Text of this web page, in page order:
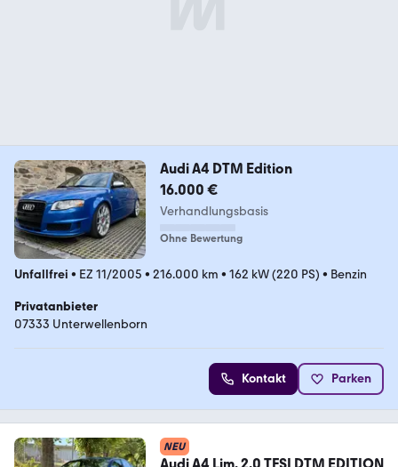
Audi A4 DTM Edition
16.000 €
Verhandlungsbasis
Ohne Bewertung
Unfallfrei • EZ 11/2005 • 216.000 km • 162 kW (220 PS) • Benzin
Privatanbieter
07333 Unterwellenborn
Kontakt Parken
NEU